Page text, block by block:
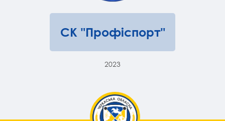
СК "Профіспорт"
2023